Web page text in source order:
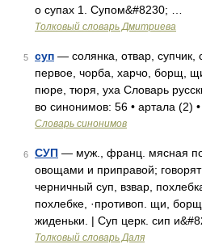
о супах 1. Супом&#8230; …
Толковый словарь Дмитриева
5 суп — солянка, отвар, супчик,
первое, чорба, харчо, борщ,
пюре, тюря, уха Словарь
во синонимов: 56 • артала (2) •
Словарь синонимов
6 СУП — муж., франц. мясная
овощами и приправой;
черничный суп, взвар,
похлебке, ·противоп. щи,
жиденьки. | Суп церк. сип
Толковый словарь Даля